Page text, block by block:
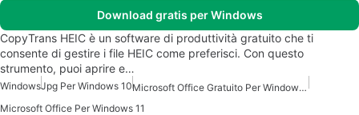
Download gratis per Windows
CopyTrans HEIC è un software di produttività gratuito che ti
consente di gestire i file HEIC come preferisci. Con questo
strumento, puoi aprire e…
WindowsJpg Per Windows 10
Microsoft Office Gratuito Per Windows 7
Microsoft Office Per Windows 11